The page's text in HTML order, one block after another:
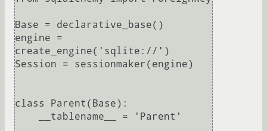
Base = declarative_base()
engine =
create_engine('sqlite://')
Session = sessionmaker(engine)
class Parent(Base):